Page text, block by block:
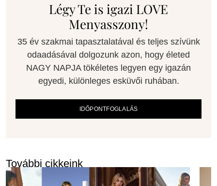
Légy Te is igazi LOVE
Menyasszony!
35 év szakmai tapasztalatával és teljes szívünk
odaadásával dolgozunk azon, hogy életed
NAGY NAPJA tökéletes legyen egy igazán
egyedi, különleges esküvői ruhában.
IDŐPONTFOGLALÁS
További cikkeink